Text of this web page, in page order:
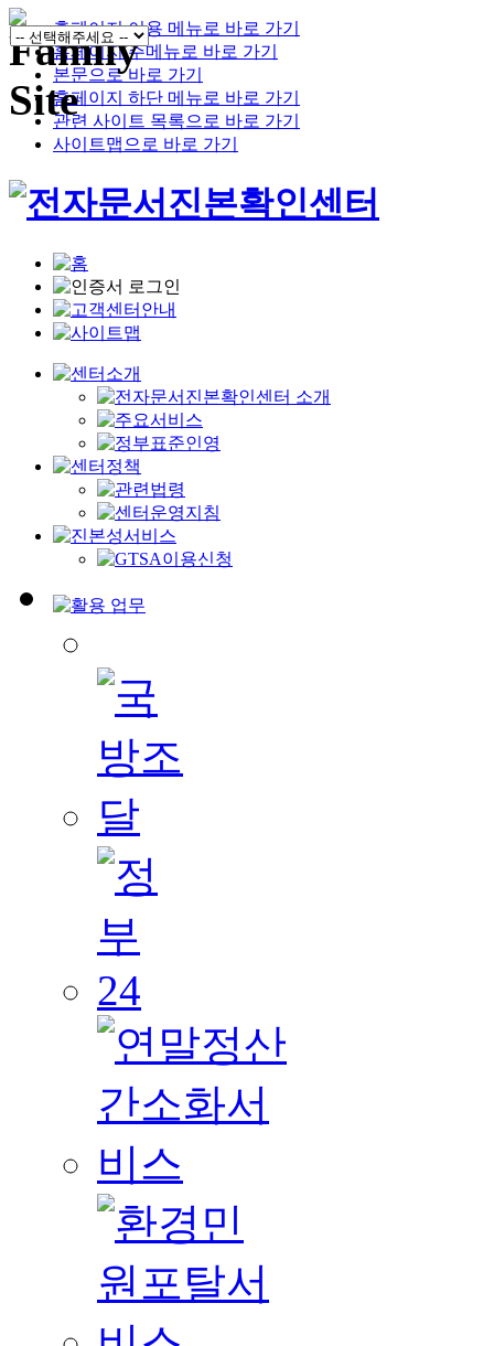
홈페이지 이용 메뉴로 바로 가기
홈페이지 주메뉴로 바로 가기
본문으로 바로 가기
홈페이지 하단 메뉴로 바로 가기
관련 사이트 목록으로 바로 가기
사이트맵으로 바로 가기